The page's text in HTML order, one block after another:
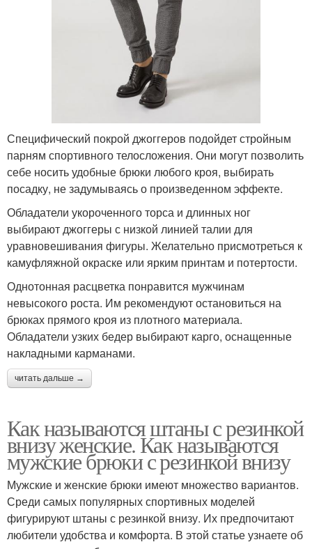
Специфический покрой джоггеров подойдет стройным
парням спортивного телосложения. Они могут позволить
себе носить удобные брюки любого кроя, выбирать
посадку, не задумываясь о произведенном эффекте.
Обладатели укороченного торса и длинных ног
выбирают джоггеры с низкой линией талии для
уравновешивания фигуры. Желательно присмотреться к
камуфляжной окраске или ярким принтам и потертости.
Однотонная расцветка понравится мужчинам
невысокого роста. Им рекомендуют остановиться на
брюках прямого кроя из плотного материала.
Обладатели узких бедер выбирают карго, оснащенные
накладными карманами.
читать дальше →
Как называются штаны с резинкой
внизу женские. Как называются
мужские брюки с резинкой внизу
Мужские и женские брюки имеют множество вариантов.
Среди самых популярных спортивных моделей
фигурируют штаны с резинкой внизу. Их предпочитают
любители удобства и комфорта. В этой статье узнаете об